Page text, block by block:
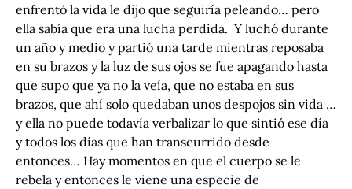
enfrentó la vida le dijo que seguiría peleando… pero
ella sabía que era una lucha perdida. Y luchó durante
un año y medio y partió una tarde mientras reposaba
en su brazos y la luz de sus ojos se fue apagando hasta
que supo que ya no la veía, que no estaba en sus
brazos, que ahí solo quedaban unos despojos sin vida …
y ella no puede todavía verbalizar lo que sintió ese día
y todos los días que han transcurrido desde
entonces… Hay momentos en que el cuerpo se le
rebela y entonces le viene una especie de